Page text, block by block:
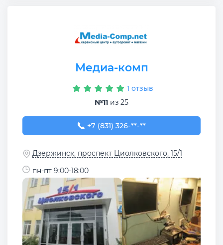
Медиа-комп
1 отзыв
№11 из 25
+7 (831) 326-28-58
+7 (831) 326-**-**
Дзержинск, проспект Циолковского, 15/1
пн-пт 9:00-18:00